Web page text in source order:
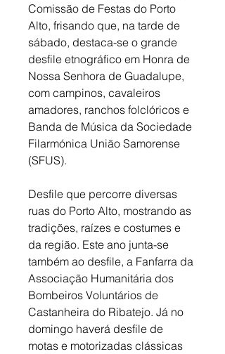
Comissão de Festas do Porto
Alto, frisando que, na tarde de
sábado, destaca-se o grande
desfile etnográfico em Honra de
Nossa Senhora de Guadalupe,
com campinos, cavaleiros
amadores, ranchos folclóricos e
Banda de Música da Sociedade
Filarmónica União Samorense
(SFUS).
Desfile que percorre diversas
ruas do Porto Alto, mostrando as
tradições, raízes e costumes e
da região. Este ano junta-se
também ao desfile, a Fanfarra da
Associação Humanitária dos
Bombeiros Voluntários de
Castanheira do Ribatejo. Já no
domingo haverá desfile de
motas e motorizadas clássicas